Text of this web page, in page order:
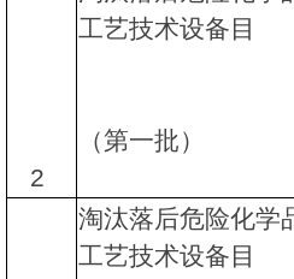
2
工艺技术
（第一批）
淘汰落后危险化学
工艺技术